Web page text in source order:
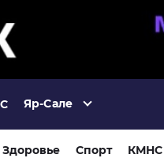
Яр-Сале
Здоровье Спорт КМНС